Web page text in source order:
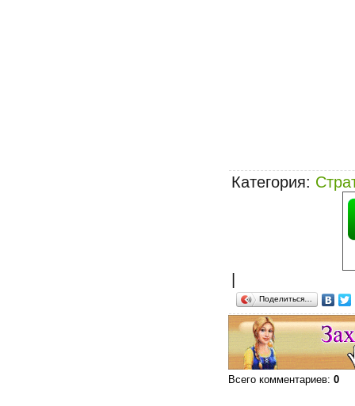
Категория:
Поделиться…
Всего комментариев: 0